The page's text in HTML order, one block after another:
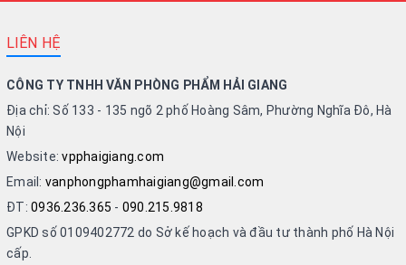
LIÊN HỆ
CÔNG TY TNHH VĂN PHÒNG PHẨM HẢI GIANG
Địa chỉ: Số 133 - 135 ngõ 2 phố Hoàng Sâm, Phường Nghĩa Đô, Hà
Nội
Website:vpphaigiang.com
Email: vanphongphamhaigiang@gmail.com
ĐT: 0936.236.365 - 090.215.9818
GPKD số 0109402772 do Sở kế hoạch và đầu tư thành phố Hà Nội
cấp.